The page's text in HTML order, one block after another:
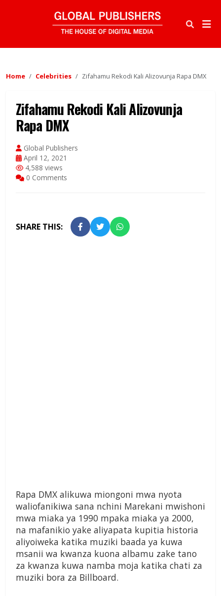
Home Celebrities Zifahamu Rekodi Kali Alizovunja Rapa DMX
Zifahamu Rekodi Kali Alizovunja
Rapa DMX
Global Publishers
April 12, 2021
4,588 views
0 Comments
SHARE THIS:
Rapa DMX alikuwa miongoni mwa nyota
waliofanikiwa sana nchini Marekani mwishoni
mwa miaka ya 1990 mpaka miaka ya 2000,
na mafanikio yake aliyapata kupitia historia
aliyoiweka katika muziki baada ya kuwa
msanii wa kwanza kuona albamu zake tano
za kwanza kuwa namba moja katika chati za
muziki bora za Billboard.